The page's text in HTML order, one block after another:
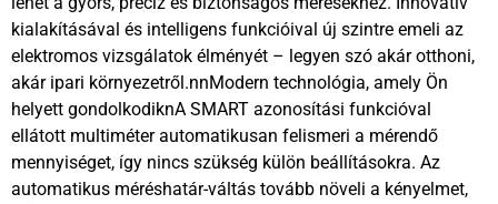
kialakításával és intelligens funkcióival új szintre emeli az
elektromos vizsgálatok élményét – legyen szó akár otthoni,
akár ipari környezetről.nnModern technológia, amely Ön
helyett gondolkodiknA SMART azonosítási funkcióval
ellátott multiméter automatikusan felismeri a mérendő
mennyiséget, így nincs szükség külön beállításokra. Az
automatikus méréshatár-váltás tovább növeli a kényelmet,